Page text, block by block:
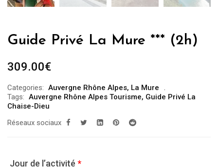
Guide Privé La Mure *** (2h)
309.00€
Categories: Auvergne Rhône Alpes, La Mure
Tags: Auvergne Rhône Alpes Tourisme, Guide Privé La
Chaise-Dieu
Réseaux sociaux
Jour de l’activité *